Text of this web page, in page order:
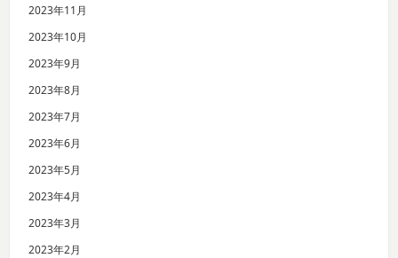
2023年11月
2023年10月
2023年9月
2023年8月
2023年7月
2023年6月
2023年5月
2023年4月
2023年3月
2023年2月